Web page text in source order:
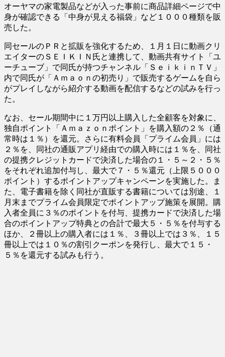
オーヤマの家電製品などが入った事前に商品詳細ページで中
身が確認できる「中身が見える福袋」など１０００種類を販
売した。
同セールのＰＲと拡販を強化するため、１月１日に動画クリ
エイターのＳＥＩＫＩＮ氏と連携して、動画共有サイト「ユ
ーチューブ」で同氏が持つチャンネル「ＳｅｉｋｉｎＴＶ」
内で同氏が「Ａｍａｏｎの初売り」で販売するゲームを自ら
がプレイしながら紹介する動画を配信するなどの試みを行っ
た。
なお、セール期間中に１万円以上購入した全顧客を対象に、
独自ポイント「Ａｍａｚｏｎポイント」を購入額の２％（通
常時は１％）を還元。さらに有料会員「プライム会員」には
２％を、同社の通販アプリ経由での購入時には１％を、同社
の提携クレジットカードで決済した場合の１・５～２・５％
をそれぞれ追加付与し、最大で７・５％還元（上限５０００
ポイント）するポイントアップキャンペーンを実施した。ま
た、電子書籍を除く同社が直販する書籍については別途、１
月末までプライム会員限定でポイントアップ施策を展開。購
入者全員に３％のポイントを付与、提携カードで決済した場
合のポイントアップ特典との合計で最大５・５％を付与する
ほか、２冊以上の購入者には１％、３冊以上では３％、１５
冊以上では１０％の割引クーポンを発行し、最大で１５・
５％を還元する試みも行う。